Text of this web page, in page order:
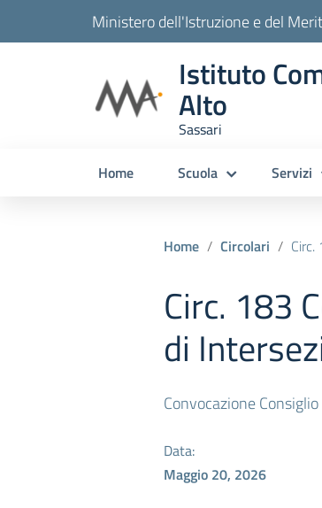
Ministero dell'Istruzione e del
Istituto
Alto
Sassari
Home Scuola Servizi
Home Circolari Circ.
Circ. 183
di
Convocazione
Data:
Maggio 20, 2026